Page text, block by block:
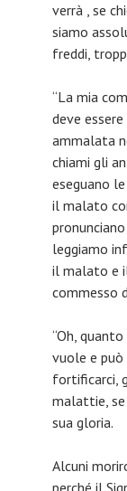
verrà , se
siamo
freddi,
“La mia
deve
ammalata
chiami gli
eseguano
il malato
leggiamo
il malato e
commesso
“Oh,
vuole e
fortificarci,
malattie,
sua gloria.
Alcuni